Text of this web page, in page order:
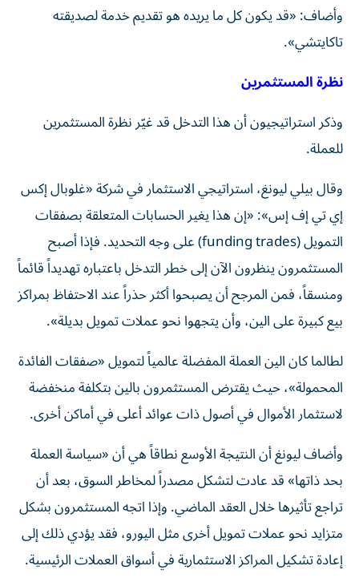
وأضاف: «قد يكون كل ما يريده هو تقديم خدمة لصديقته
تاكايتشي».
نظرة المستثمرين
وذكر استراتيجيون أن هذا التدخل قد غيّر نظرة المستثمرين
للعملة.
وقال بيلي ليونغ، استراتيجي الاستثمار في شركة «غلوبال إكس
إي تي إف إس»: «إن هذا يغير الحسابات المتعلقة بصفقات
التمويل (funding trades) على وجه التحديد. فإذا أصبح
المستثمرون ينظرون الآن إلى خطر التدخل باعتباره تهديداً قائماً
ومنسقاً، فمن المرجح أن يصبحوا أكثر حذراً عند الاحتفاظ بمراكز
بيع كبيرة على الين، وأن يتجهوا نحو عملات تمويل بديلة».
لطالما كان الين العملة المفضلة عالمياً لتمويل «صفقات الفائدة
المحمولة»، حيث يقترض المستثمرون بالين بتكلفة منخفضة
لاستثمار الأموال في أصول ذات عوائد أعلى في أماكن أخرى.
وأضاف ليونغ أن النتيجة الأوسع نطاقاً هي أن «سياسة العملة
بحد ذاتها» قد عادت لتشكل مصدراً لمخاطر السوق، بعد أن
تراجع تأثيرها خلال العقد الماضي. وإذا اتجه المستثمرون بشكل
متزايد نحو عملات تمويل أخرى مثل اليورو، فقد يؤدي ذلك إلى
إعادة تشكيل المراكز الاستثمارية في أسواق العملات الرئيسية.